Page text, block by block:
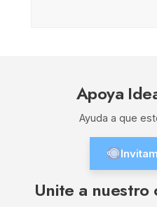
Apoya
Ayuda a que
Unite a nuestro